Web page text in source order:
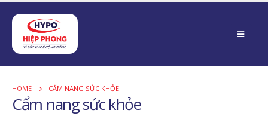
HOME CẨM NANG SỨC KHỎE
Cẩm nang sức khỏe